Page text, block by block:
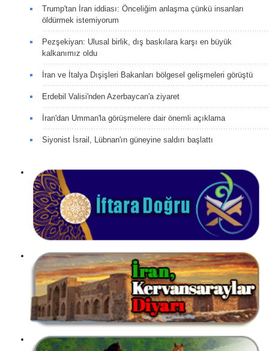
Trump'tan İran iddiası: Önceliğim anlaşma çünkü insanları
öldürmek istemiyorum
Pezşekiyan: Ulusal birlik, dış baskılara karşı en büyük
kalkanımız oldu
İran ve İtalya Dışişleri Bakanları bölgesel gelişmeleri görüştü
Erdebil Valisi'nden Azerbaycan'a ziyaret
İran'dan Umman'la görüşmelere dair önemli açıklama
Siyonist İsrail, Lübnan'ın güneyine saldırı başlattı